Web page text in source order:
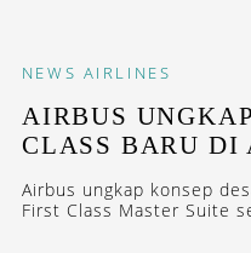
NEWS AIRLINES
AIRBUS
CLASS BARU DI
Airbus ungkap konsep
First Class Master Suite